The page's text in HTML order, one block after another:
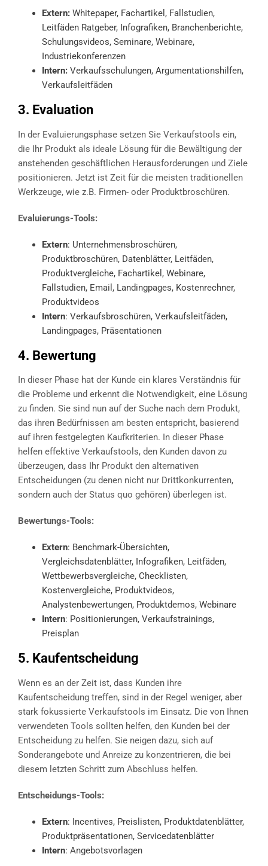
Extern: Whitepaper, Fachartikel, Fallstudien,
Leitfäden Ratgeber, Infografiken, Branchenberichte,
Schulungsvideos, Seminare, Webinare,
Industriekonferenzen
Intern: Verkaufsschulungen, Argumentationshilfen,
Verkaufsleitfäden
3. Evaluation
In der Evaluierungsphase setzen Sie Verkaufstools ein,
die Ihr Produkt als ideale Lösung für die Bewältigung der
anstehenden geschäftlichen Herausforderungen und Ziele
positionieren. Jetzt ist Zeit für die meisten traditionellen
Werkzeuge, wie z.B. Firmen- oder Produktbroschüren.
Evaluierungs-Tools:
Extern: Unternehmensbroschüren,
Produktbroschüren, Datenblätter, Leitfäden,
Produktvergleiche, Fachartikel, Webinare,
Fallstudien, Email, Landingpages, Kostenrechner,
Produktvideos
Intern: Verkaufsbroschüren, Verkaufsleitfäden,
Landingpages, Präsentationen
4. Bewertung
In dieser Phase hat der Kunde ein klares Verständnis für
die Probleme und erkennt die Notwendigkeit, eine Lösung
zu finden. Sie sind nun auf der Suche nach dem Produkt,
das ihren Bedürfnissen am besten entspricht, basierend
auf ihren festgelegten Kaufkriterien. In dieser Phase
helfen effektive Verkaufstools, den Kunden davon zu
überzeugen, dass Ihr Produkt den alternativen
Entscheidungen (zu denen nicht nur Drittkonkurrenten,
sondern auch der Status quo gehören) überlegen ist.
Bewertungs-Tools:
Extern: Benchmark-Übersichten,
Vergleichsdatenblätter, Infografiken, Leitfäden,
Wettbewerbsvergleiche, Checklisten,
Kostenvergleiche, Produktvideos,
Analystenbewertungen, Produktdemos, Webinare
Intern: Positionierungen, Verkaufstrainings,
Preisplan
5. Kaufentscheidung
Wenn es an der Zeit ist, dass Kunden ihre
Kaufentscheidung treffen, sind in der Regel weniger, aber
stark fokussierte Verkaufstools im Einsatz. Die von Ihnen
verwendeten Tools sollten helfen, den Kunden bei der
Entscheidung zu helfen. Sie neigen dazu, sich auf
Sonderangebote und Anreize zu konzentrieren, die bei
diesem letzten Schritt zum Abschluss helfen.
Entscheidungs-Tools:
Extern: Incentives, Preislisten, Produktdatenblätter,
Produktpräsentationen, Servicedatenblätter
Intern: Angebotsvorlagen